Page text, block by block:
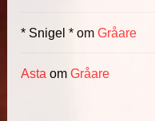
* Snigel * omGråare
Asta omGråare